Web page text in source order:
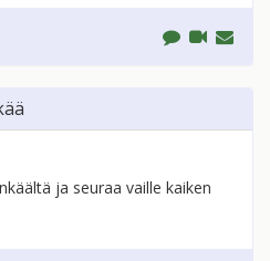
ja seuraa vaille kaiken